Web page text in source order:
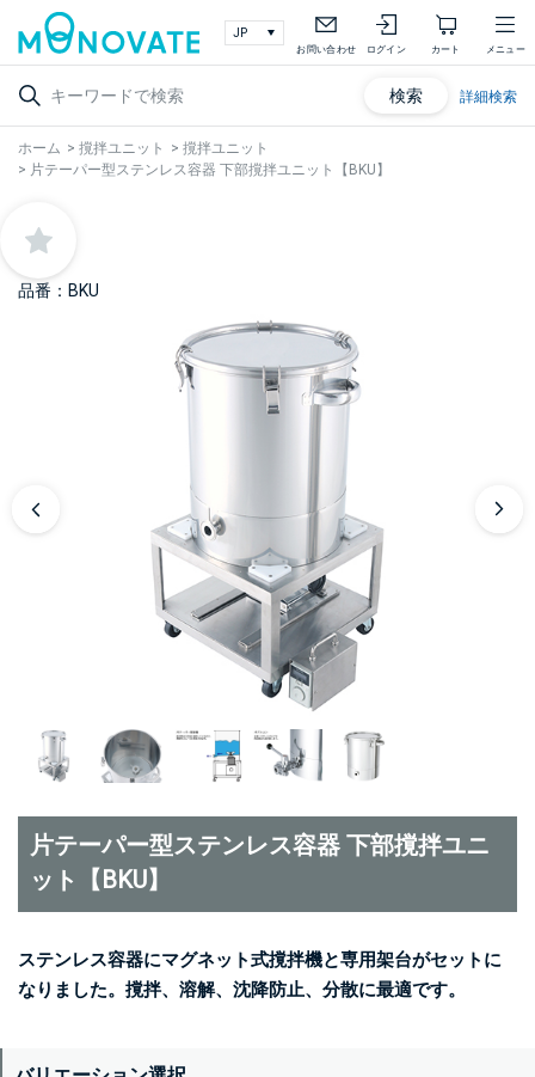
お問い合わせ ログイン カート メニュー
検索 詳細検索
ホーム > 撹拌ユニット > 撹拌ユニット
> 片テーパー型ステンレス容器 下部撹拌ユニット【BKU】
品番：BKU
片テーパー型ステンレス容器 下部撹拌ユニ
ット【BKU】
ステンレス容器にマグネット式撹拌機と専用架台がセットに
なりました。撹拌、溶解、沈降防止、分散に最適です。